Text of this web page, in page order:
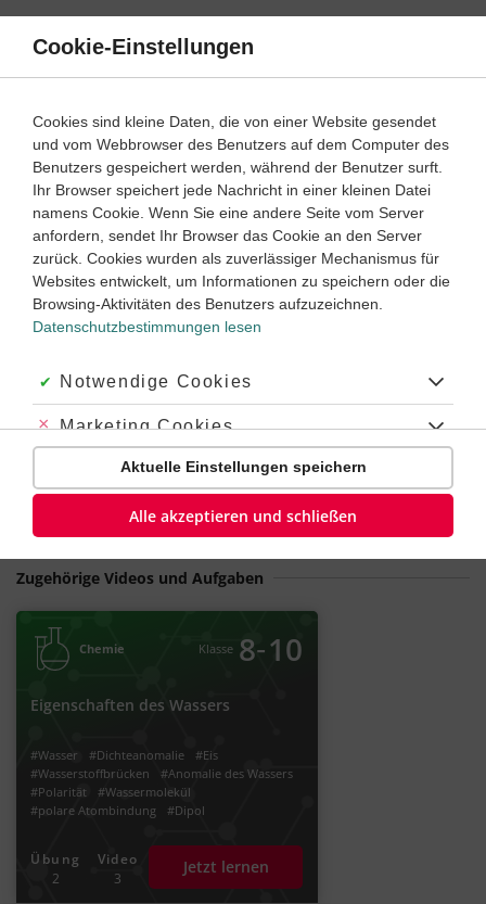
Direkt
Inhalt
Chemie 5. Klasse ‐ Abitur
Hypo-
[zu griech. hypo »unter«, »unterhalb«]: Präfix in Namen von
Verbindungen (SäurenoderSalzen), in denen sich das
zentraleAtomin einer wesentlich niedrigeren als der
maximalen Oxidationsstufe befindet (z. B.
Schlagworte
#hypo
#Säure #Salze #Oxidationsstufe #unterhalb
Zugehörige Videos und Aufgaben
Chemie Klasse 8‐10
Eigenschaften des Wassers
#Wasser #Dichteanomalie
#Eis
#Wasserstoffbrücken
#Anomalie des Wassers
#Polarität
#Wassermolekül
#polare Atombindung
#Dipol
#Siedepunktanomalie
Übung
2
Video
3
Jetzt lernen
Cookie-Einstellungen
Cookies sind kleine Daten, die von einer Website gesendet
und vom Webbrowser des Benutzers auf dem Computer des
Benutzers gespeichert werden, während der Benutzer surft.
Ihr Browser speichert jede Nachricht in einer kleinen Datei
namens Cookie. Wenn Sie eine andere Seite vom Server
anfordern, sendet Ihr Browser das Cookie an den Server
zurück. Cookies wurden als zuverlässiger Mechanismus für
Websites entwickelt, um Informationen zu speichern oder die
Browsing-Aktivitäten des Benutzers aufzuzeichnen.
Datenschutzbestimmungen lesen
Akzeptiert:
Notwendige Cookies
Abgelehnt:
Marketing Cookies
Abgelehnt:
Personalisierungs-Cookies
Aktuelle Einstellungen speichern
Alle akzeptieren und schließen